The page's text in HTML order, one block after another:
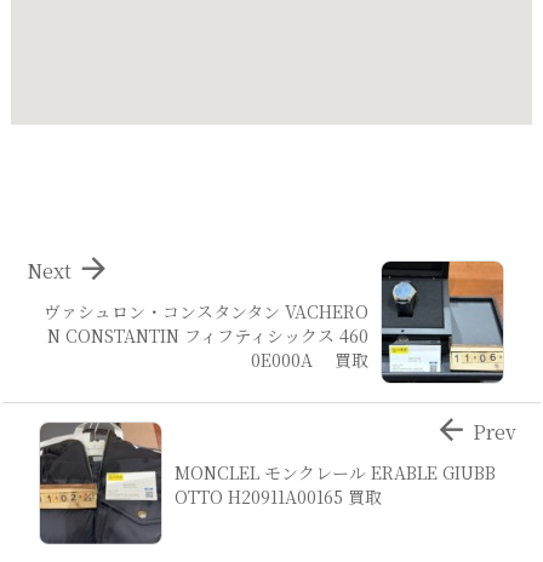
ヴァシュロン・コンスタンタン VACHERO
N CONSTANTIN フィフティシックス 460
0E000A 買取

Next
MONCLEL モンクレール ERABLE GIUBB
OTTO H20911A00165 買取
 Prev